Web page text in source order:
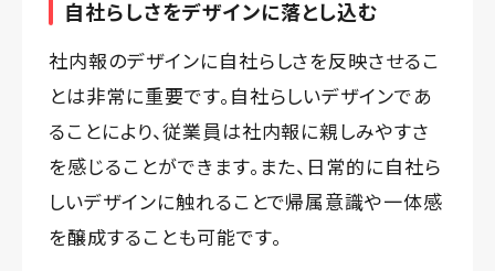
自社らしさをデザインに落とし込む
社内報のデザインに自社らしさを反映させるこ
とは非常に重要です。自社らしいデザインであ
ることにより、従業員は社内報に親しみやすさ
を感じることができます。また、日常的に自社ら
しいデザインに触れることで帰属意識や一体感
を醸成することも可能です。